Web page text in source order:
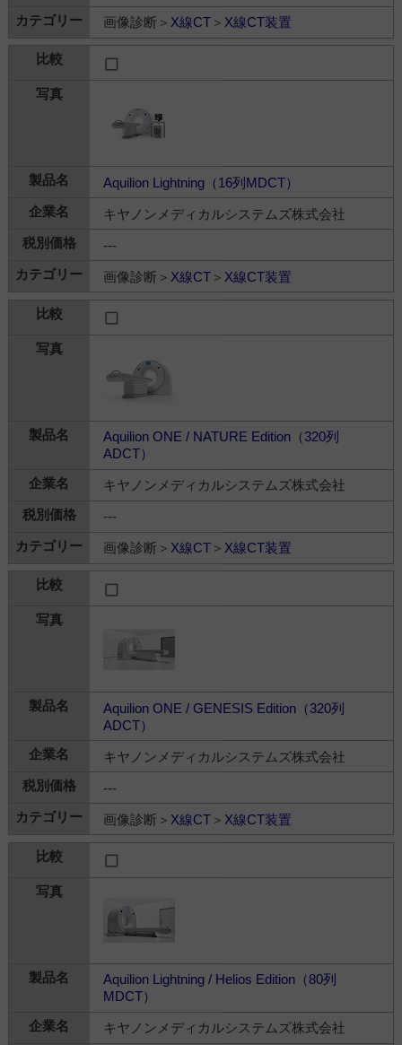
画像診断＞ X線CT＞ X線CT装置
Aquilion Lightning（16列MDCT）
キヤノンメディカルシステムズ株式会社
---
画像診断＞ X線CT＞ X線CT装置
Aquilion ONE / NATURE Edition（320列
ADCT）
キヤノンメディカルシステムズ株式会社
---
画像診断＞ X線CT＞ X線CT装置
Aquilion ONE / GENESIS Edition（320列
ADCT）
キヤノンメディカルシステムズ株式会社
---
画像診断＞ X線CT＞ X線CT装置
Aquilion Lightning / Helios Edition（80列
MDCT）
キヤノンメディカルシステムズ株式会社